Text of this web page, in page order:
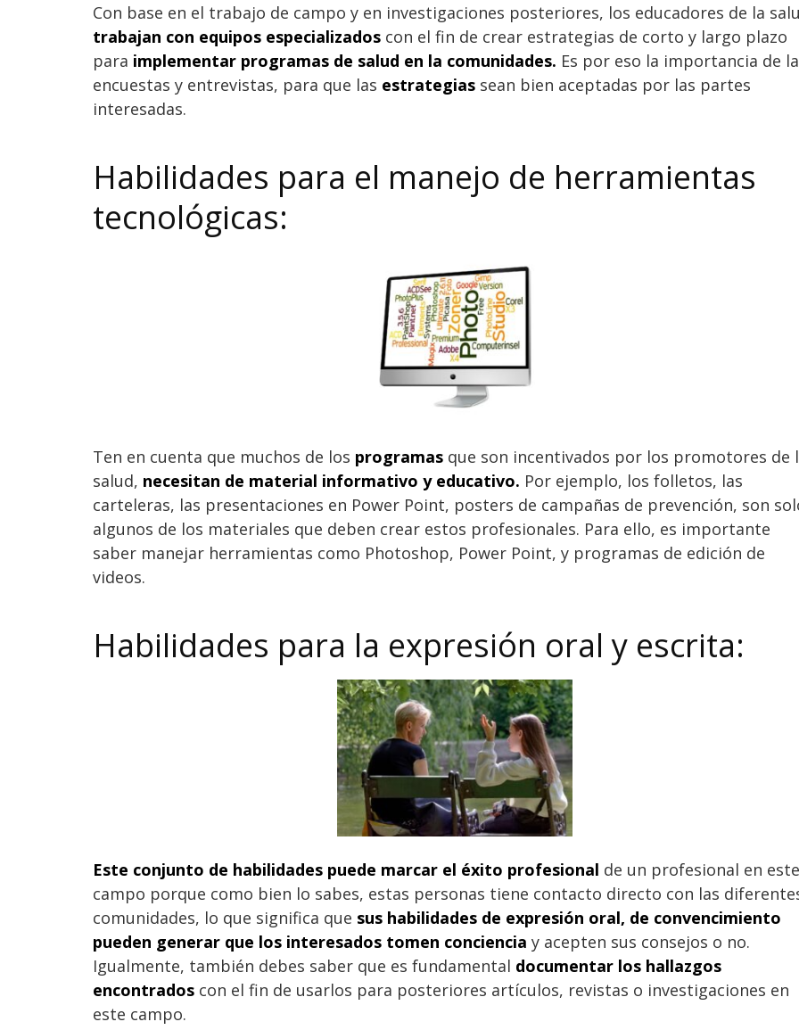
Con base en el trabajo de campo y en investigaciones posteriores, los educadores de la
trabajan con equipos especializados con el fin de crear estrategias de corto y largo plazo
para implementar programas de salud en la comunidades. Es por eso la importancia de
encuestas y entrevistas, para que las estrategias sean bien aceptadas por las partes
interesadas.
Habilidades para el manejo de herramientas
tecnológicas:
Ten en cuenta que muchos de los programas que son incentivados por los promotores de
salud, necesitan de material informativo y educativo. Por ejemplo, los folletos, las
carteleras, las presentaciones en Power Point, posters de campañas de prevención, son
algunos de los materiales que deben crear estos profesionales. Para ello, es importante
saber manejar herramientas como Photoshop, Power Point, y programas de edición de
videos.
Habilidades para la expresión oral y escrita:
Este conjunto de habilidades puede marcar el éxito profesional de un profesional en este
campo porque como bien lo sabes, estas personas tiene contacto directo con las
comunidades, lo que significa que sus habilidades de expresión oral, de convencimiento
pueden generar que los interesados tomen conciencia y acepten sus consejos o no.
Igualmente, también debes saber que es fundamental documentar los hallazgos
encontrados con el fin de usarlos para posteriores artículos, revistas o investigaciones en
este campo.